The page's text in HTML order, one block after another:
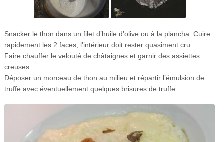
Snacker le thon dans un filet d’huile d’olive ou à la plancha. Cuire
rapidement les 2 faces, l’intérieur doit rester quasiment cru.
Faire chauffer le velouté de châtaignes et garnir des assiettes
creuses.
Déposer un morceau de thon au milieu et répartir l’émulsion de
truffe avec éventuellement quelques brisures de truffe.